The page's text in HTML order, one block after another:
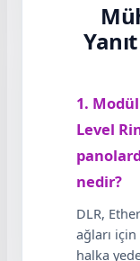
1.
Level
nedir?
DLR,
ağları
halka